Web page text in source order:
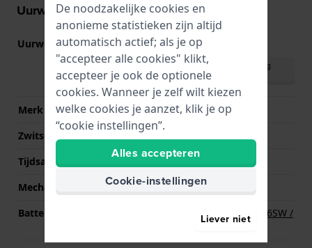
Uurwerk informatie
Uurwerk nr. Y121( Bekijk specificaties
Download handleiding
(English)
Merk uurwerk
Seiko
Zwitsers uurwerk
Tijdsaanduiding
Analoog
Mechanisme
Quartz
Batterij
Renata R377 377 / SR626SW /
De noodzakelijke cookies en
anonieme statistieken zijn altijd
automatisch actief; als je op
"accepteer alle cookies" klikt,
accepteer je ook de optionele
cookies. Wanneer je zelf wilt kiezen
welke cookies je aanzet, klik je op
“cookie instellingen”.
Alles accepteren
Cookie-instellingen
Liever niet